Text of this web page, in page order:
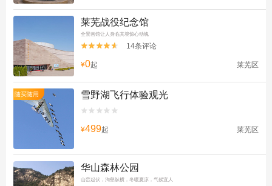
莱芜战役纪念馆
全景画馆让人身临其境惊心动魄

 14条评论
¥0起 莱芜区
随买随用 雪野湖飞行体验观光


¥499起 莱芜区
华山森林公园
山峦起伏，沟壑纵横，冬暖夏凉，气候宜人